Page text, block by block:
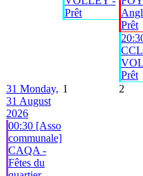
Prêt
Prêt
Prêt
31 Monday,
31 August
2026
00:30 [Asso
communale]
CAQA -
Fêtes du
1 2